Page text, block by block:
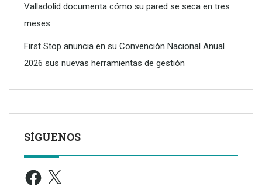
Valladolid documenta cómo su pared se seca en tres
meses
First Stop anuncia en su Convención Nacional Anual
2026 sus nuevas herramientas de gestión
SÍGUENOS
Facebook
X